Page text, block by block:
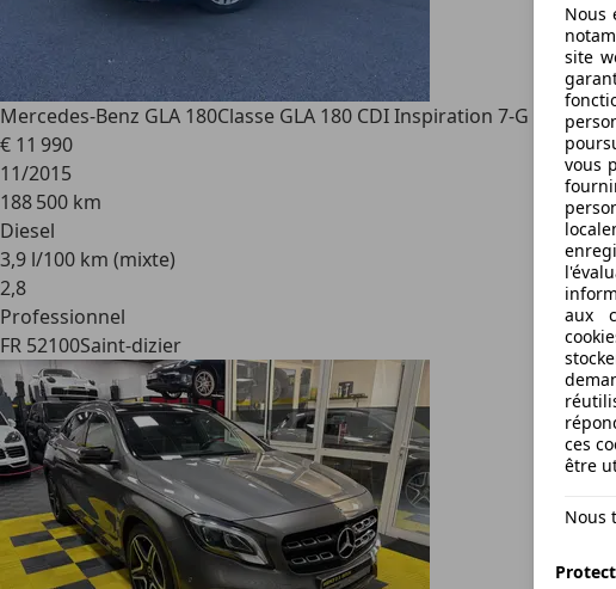
Mercedes-Benz GLA 180Classe GLA 180 CDI Inspiration 7-G DCT A
€ 11 990
11/2015
188 500 km
Diesel
3,9 l/100 km (mixte)
2,8
Professionnel
FR 52100Saint-dizier
Nous
site
vous
aux
ces
être
Nous